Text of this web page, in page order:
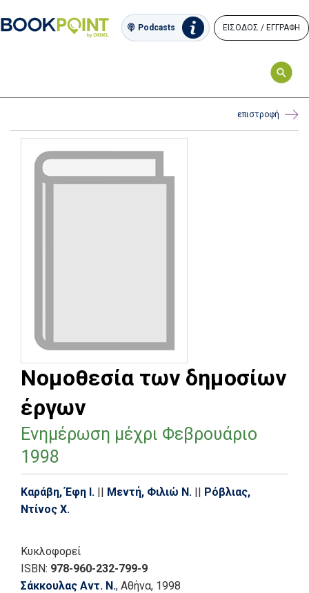
Podcasts ΕΙΣΟΔΟΣ / ΕΓΓΡΑΦΗ
επιστροφή
Νομοθεσία των δημοσίων
έργων
Ενημέρωση μέχρι Φεβρουάριο
1998
Καράβη, Έφη Ι. || Μεντή, Φιλιώ Ν. || Ρόβλιας,
Ντίνος Χ.
Κυκλοφορεί
ISBN: 978-960-232-799-9
Σάκκουλας Αντ. Ν., Αθήνα, 1998